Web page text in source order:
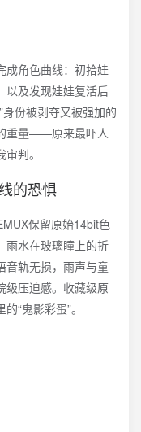
成角色曲线：初拾娃
以及发现娃娃复活后
份被剥夺又被强加的
重量——原来最吓人
判。
的恐惧
保留原始14bit色
雨水在玻璃瞳上的折
音轨无损，雨声与童
级压迫感。收藏级原
“鬼影彩蛋”。